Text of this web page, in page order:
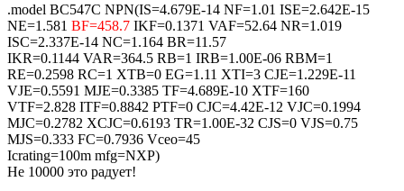
.model BC547C NPN(IS=4.679E-14 NF=1.01 ISE=2.642E-15
NE=1.581 BF=458.7 IKF=0.1371 VAF=52.64 NR=1.019
ISC=2.337E-14 NC=1.164 BR=11.57
IKR=0.1144 VAR=364.5 RB=1 IRB=1.00E-06 RBM=1
RE=0.2598 RC=1 XTB=0 EG=1.11 XTI=3 CJE=1.229E-11
VJE=0.5591 MJE=0.3385 TF=4.689E-10 XTF=160
VTF=2.828 ITF=0.8842 PTF=0 CJC=4.42E-12 VJC=0.1994
MJC=0.2782 XCJC=0.6193 TR=1.00E-32 CJS=0 VJS=0.75
MJS=0.333 FC=0.7936 Vceo=45
Icrating=100m mfg=NXP)
Не 10000 это радует!